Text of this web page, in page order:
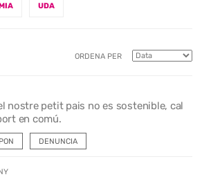
UDA
ORDENA PER
nostre petit pais no es sostenible, cal
en comú.
DENUNCIA